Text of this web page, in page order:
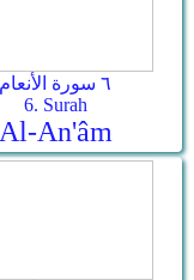
٦ سورة الأنعام
6. Surah
Al-An'âm